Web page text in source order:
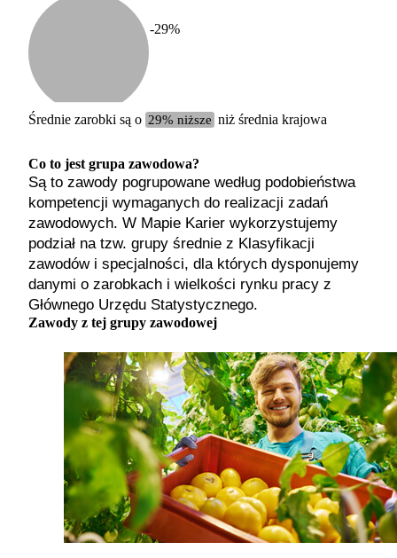
średnie
-29%
Średnie zarobki są o 29% niższe niż średnia krajowa
Co to jest grupa zawodowa?
Są to zawody pogrupowane według podobieństwa
kompetencji wymaganych do realizacji zadań
zawodowych. W Mapie Karier wykorzystujemy
podział na tzw. grupy średnie z Klasyfikacji
zawodów i specjalności, dla których dysponujemy
danymi o zarobkach i wielkości rynku pracy z
Głównego Urzędu Statystycznego.
Zawody z tej grupy zawodowej